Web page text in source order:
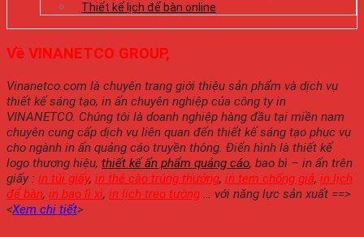
Thiết kế lịch để bàn online
Về VINANETCO GROUP,
Vinanetco.com là chuyên trang giới thiệu sản phẩm và dịch vụ
thiết kế sáng tạo, in ấn chuyên nghiệp của công ty in
VINANETCO. Chúng tôi là doanh nghiệp hàng đầu tại miền nam
chuyên cung cấp dịch vụ liên quan đến thiết kế sáng tạo phục vụ
cho ngành in ấn quảng cáo truyền thông. Điển hình là thiết kế
logo thương hiệu, thiết kế ấn phẩm quảng cáo, bao bì – in ấn trên
giấy : in túi giấy, in thẻ cào trúng thưởng, in tem chống giả, in lịch
để bàn, in bao lì xì, in lịch treo tường … với năng lực sản xuất ==>
<Xem chi tiết>